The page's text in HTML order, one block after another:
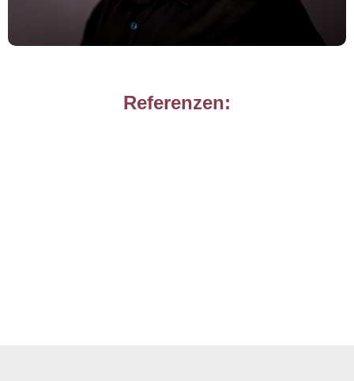
Referenzen: